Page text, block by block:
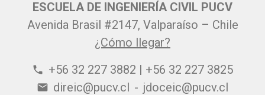
ESCUELA DE INGENIERÍA CIVIL PUCV
Avenida Brasil #2147, Valparaíso – Chile
¿Cómo llegar?
phone +56 32 227 3882 | +56 32 227 3825
email direic@pucv.cl - jdoceic@pucv.cl